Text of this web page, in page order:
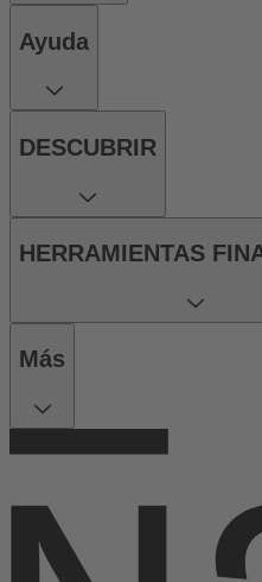
Ayuda
DESCUBRIR
HERRAMIENTAS
Más